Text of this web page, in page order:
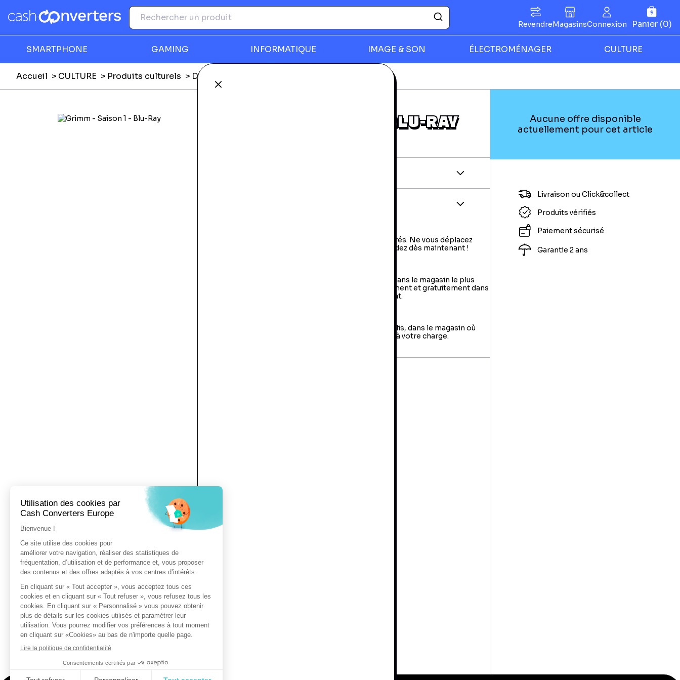
Panier (0)
RevendreMagasinsConnexion
SMARTPHONE GAMING INFORMATIQUE IMAGE & SON ÉLECTROMÉNAGER CULTURE
Fermer
Accueil CULTURE Produits culturels DVD, Blu-ray
GRIMM - SAISON 1 - BLU-RAY
Livraison à domicile : livraison sous 2 à 5 jours ouvrés. Ne vous déplacez
plus, votre colis arrive à votre domicile ! Commandez dès maintenant !
Le retrait en magasin : sélectionner vos produits dans le magasin le plus
proche de chez vous et retirer votre colis directement et gratuitement dans
le magasin au sein duquel vous avez effectué l’achat.
Vous avez jusqu'à 14 jours pour retourner votre colis, dans le magasin où
vous avez fait votre achat. Les frais de retour sont à votre charge.
Aucune offre disponible
actuellement pour cet article
Livraison ou Click&collect
Produits vérifiés
Paiement sécurisé
Garantie 2 ans